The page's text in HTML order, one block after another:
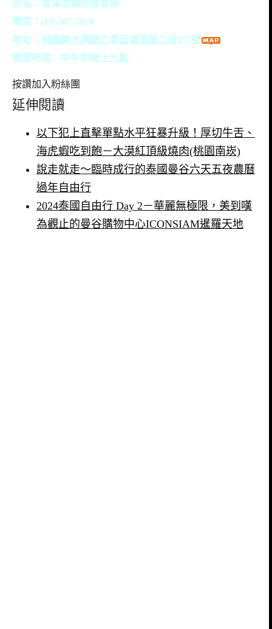
店名： 客滿堂鵝肉麵食館
電話：(03)307-5024
地址： 桃園縣大溪鎮仁善里埔頂路二段157號
營業時間：中午到晚上九點
按讚加入粉絲團
延伸閱讀
以下犯上直擊單點水平狂暴升級！厚切牛舌、
海虎蝦吃到飽－大漠紅頂級燒肉(桃園南崁)
說走就走～臨時成行的泰國曼谷六天五夜農曆
過年自由行
2024泰國自由行 Day 2－華麗無極限，美到嘆
為觀止的曼谷購物中心ICONSIAM暹羅天地